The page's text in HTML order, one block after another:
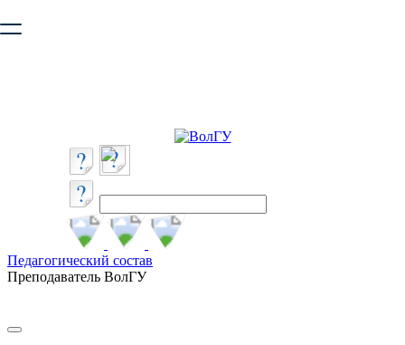
безопасную работу с сайтом. Пожалуйста
Педагогический состав
Преподаватель ВолГУ